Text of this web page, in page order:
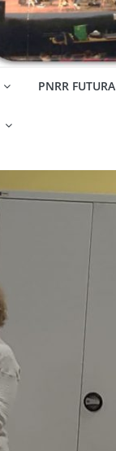
PNRR FUTURA